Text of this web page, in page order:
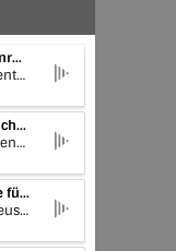
SWR3 Comedy | Reuschs Wochenrückblick
Die SWR3 Witzküche arbeitet unentwegt an eurer guten Laune und liefert euch mit SWR3 Comedy täglich die Highlights in einem Podcast: Worüber lachen wir heute? Was regt uns auf oder an? Sachen, die Lachen machen: Jeden Tag neu, jeden Tag witzig und immer wieder eine Überraschung – zum Nachkichern und Mitnehmen.
Die größten Hits und ihre Geschichte | Careless Whisper – George Michael
Diese Pop- und Rock-Klassiker kennt garantiert jeder, die Geschichte dazu aber oft nicht! In jeder Folge erfahrt ihr alles, was es zu dem jeweiligen Song zu wissen gibt.
Wirbitzky & Zeus – Morgensonne für alle | Hello my friend!
Michael Wirbitzky und Sascha Zeus haben sich ab 2024 mit ihrem Wechsel von der SWR3 Morningshow zur Sendung SWR3 MOVE am Nachmittag einen wohlverdienten Wunsch erfüllt: Sie können jetzt endlich wieder ausschlafen! Und sind damit noch munterer für diesen Podcast: Ein großer, dicker Bayer und ein kleiner, schmaler Rheinländer machen große, dicke Gags und kleine, schmale Gemeinheiten.